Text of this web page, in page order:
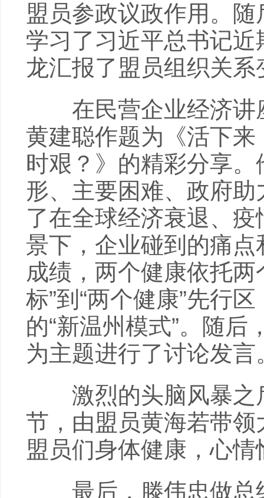
盟员参政议政作用。
学习了习近平总书记
龙汇报了盟员组织关系
在民营企业经济讲
黄建聪作题为《活下
时艰？》的精彩分享
形、主要困难、政府
了在全球经济衰退、
景下，企业碰到的痛
成绩，两个健康依托
标”到“两个健康”先行
的“新温州模式”。随后
为主题进行了讨论发言
激烈的头脑风暴之
节，由盟员黄海若带
盟员们身体健康，心情
最后，滕伟忠做总